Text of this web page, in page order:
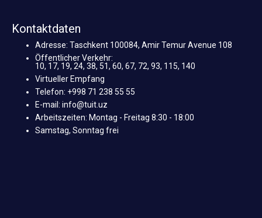
Kontaktdaten
Adresse: Taschkent 100084, Amir Temur Avenue 108
Öffentlicher Verkehr:
10, 17, 19, 24, 38, 51, 60, 67, 72, 93, 115, 140
Virtueller Empfang
Telefon: +998 71 238 55 55
E-mail: info@tuit.uz
Arbeitszeiten: Montag - Freitag 8:30 - 18:00
Samstag, Sonntag frei